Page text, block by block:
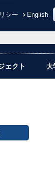
シー English
ェクト 大